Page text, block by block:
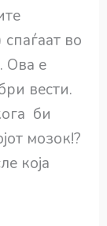
во
Ова е
вести.
би
мозок!?
која